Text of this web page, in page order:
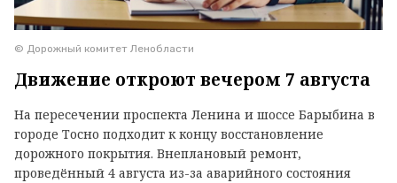
© Дорожный комитет Ленобласти
Движение откроют вечером 7 августа
На пересечении проспекта Ленина и шоссе Барыбина в
городе Тосно подходит к концу восстановление
дорожного покрытия. Внеплановый ремонт,
проведённый 4 августа из-за аварийного состояния